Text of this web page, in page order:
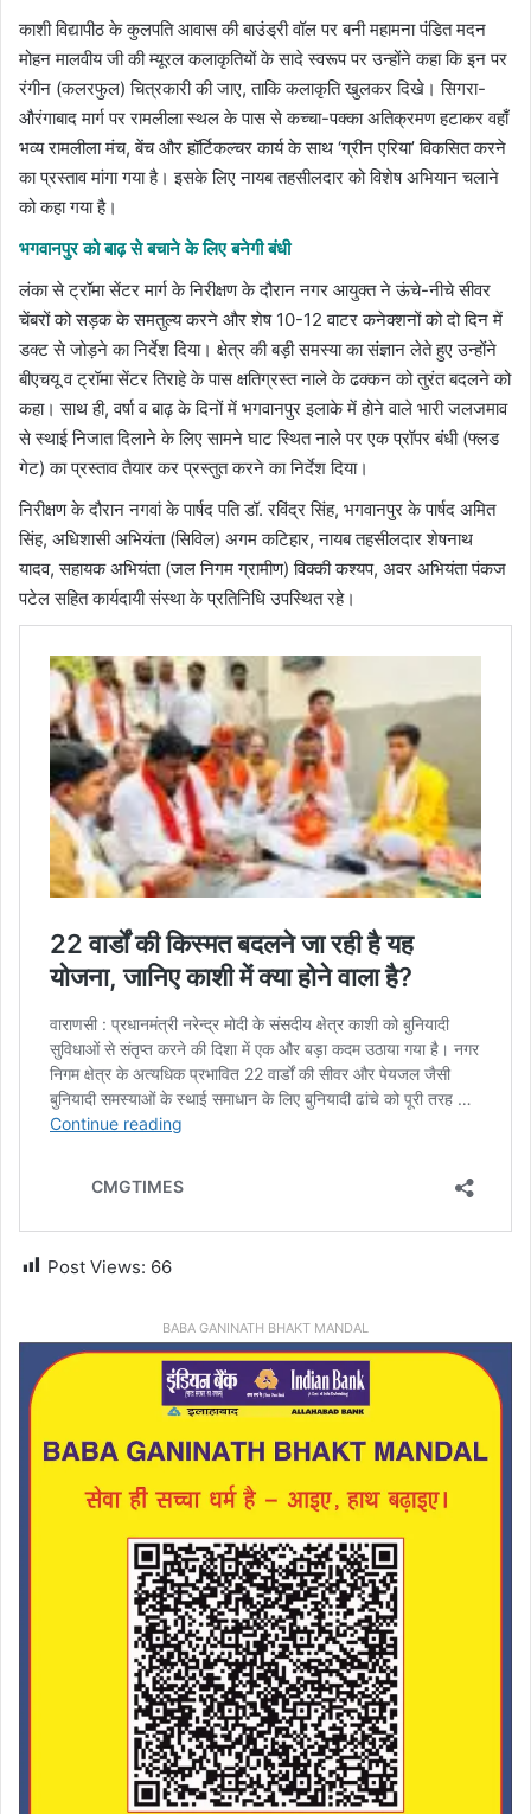
काशी विद्यापीठ के ​कुलपति आवास की बाउंड्री वॉल पर बनी महामना पंडित मदन
मोहन मालवीय जी की म्यूरल कलाकृतियों के सादे स्वरूप पर उन्होंने कहा कि इन पर
रंगीन (कलरफुल) चित्रकारी की जाए, ताकि कलाकृति खुलकर दिखे। सिगरा-
औरंगाबाद मार्ग पर रामलीला स्थल के पास से कच्चा-पक्का अतिक्रमण हटाकर वहाँ
भव्य रामलीला मंच, बेंच और हॉर्टिकल्चर कार्य के साथ ‘ग्रीन एरिया’ विकसित करने
का प्रस्ताव मांगा गया है। इसके लिए नायब तहसीलदार को विशेष अभियान चलाने
को कहा गया है।
​भगवानपुर को बाढ़ से बचाने के लिए बनेगी बंधी
​लंका से ट्रॉमा सेंटर मार्ग के निरीक्षण के दौरान नगर आयुक्त ने ऊंचे-नीचे सीवर
चेंबरों को सड़क के समतुल्य करने और शेष 10-12 वाटर कनेक्शनों को दो दिन में
डक्ट से जोड़ने का निर्देश दिया। क्षेत्र की बड़ी समस्या का संज्ञान लेते हुए उन्होंने
बीएचयू व ट्रॉमा सेंटर तिराहे के पास क्षतिग्रस्त नाले के ढक्कन को तुरंत बदलने को
कहा। साथ ही, वर्षा व बाढ़ के दिनों में भगवानपुर इलाके में होने वाले भारी जलजमाव
से स्थाई निजात दिलाने के लिए सामने घाट स्थित नाले पर एक प्रॉपर बंधी (फ्लड
गेट) का प्रस्ताव तैयार कर प्रस्तुत करने का निर्देश दिया।
निरीक्षण के दौरान नगवां के पार्षद पति डॉ. रविंद्र सिंह, भगवानपुर के पार्षद अमित
सिंह, अधिशासी अभियंता (सिविल) अगम कटिहार, नायब तहसीलदार शेषनाथ
यादव, सहायक अभियंता (जल निगम ग्रामीण) विक्की कश्यप, अवर अभियंता पंकज
पटेल सहित कार्यदायी संस्था के प्रतिनिधि उपस्थित रहे।
Post Views: 66
BABA GANINATH BHAKT MANDAL